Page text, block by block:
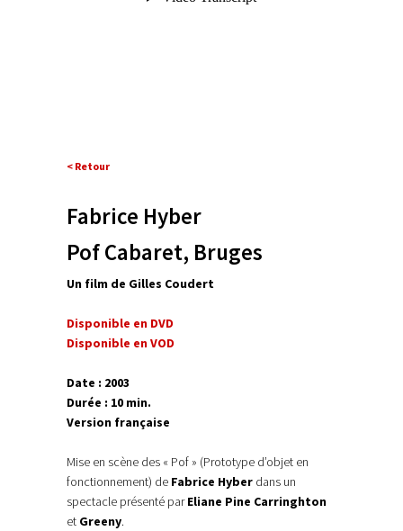
< Retour
Fabrice Hyber
Pof Cabaret, Bruges
Un film de Gilles Coudert
Disponible en DVD
Disponible en VOD
Date : 2003
Durée : 10 min.
Version française
Mise en scène des « Pof » (Prototype d’objet en
fonctionnement) de Fabrice Hyber dans un
spectacle présenté parEliane Pine Carringhton
et Greeny.